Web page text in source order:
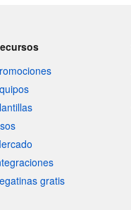
gratis